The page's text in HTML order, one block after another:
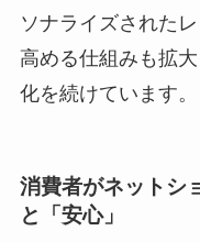
ソナライズされた
高める仕組みも拡
化を続けています。
消費者がネットシ
と「安心」